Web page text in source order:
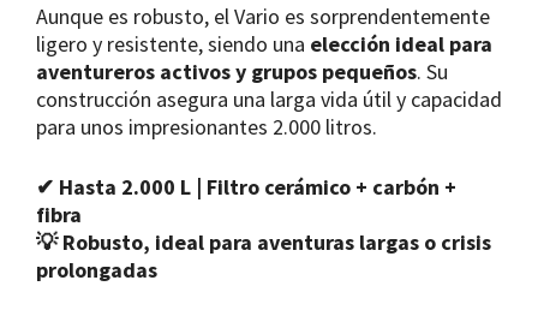
Aunque es robusto, el Vario es sorprendentemente
ligero y resistente, siendo una elección ideal para
aventureros activos y grupos pequeños. Su
construcción asegura una larga vida útil y capacidad
para unos impresionantes 2.000 litros.
✔ Hasta 2.000 L | Filtro cerámico + carbón +
fibra
💡 Robusto, ideal para aventuras largas o crisis
prolongadas